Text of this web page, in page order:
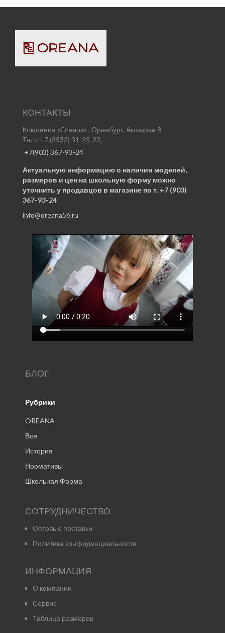
КОНТАКТЫ
Компания «Oreana» , Оренбург, Аксакова 8
Тел.: +7 (3532) 31-25-22,
+7(903) 367-93-24
Актуальную информацию о наличии моделей,
размеров и цен на школьную форму можно
уточнить у продавцов в магазине по т. +7 (903)
367-93-24
info@oreana56.ru
БЛОГ
Рубрики
OREANA
Все
История
Нормативы
Школьная Форма
СОТРУДНИЧЕСТВО
Оптовые поставки
Политика конфиденциальности
ИНФОРМАЦИЯ
О компании
Сервис
Таблица размеров